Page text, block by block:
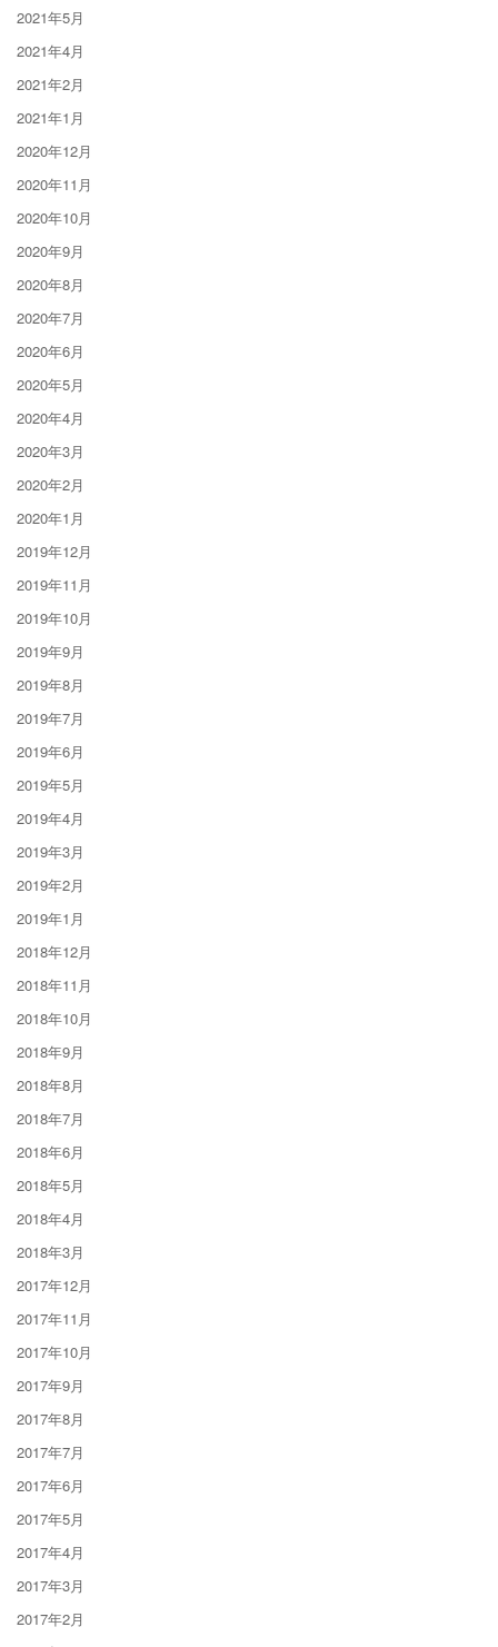
2021年5月
2021年4月
2021年2月
2021年1月
2020年12月
2020年11月
2020年10月
2020年9月
2020年8月
2020年7月
2020年6月
2020年5月
2020年4月
2020年3月
2020年2月
2020年1月
2019年12月
2019年11月
2019年10月
2019年9月
2019年8月
2019年7月
2019年6月
2019年5月
2019年4月
2019年3月
2019年2月
2019年1月
2018年12月
2018年11月
2018年10月
2018年9月
2018年8月
2018年7月
2018年6月
2018年5月
2018年4月
2018年3月
2017年12月
2017年11月
2017年10月
2017年9月
2017年8月
2017年7月
2017年6月
2017年5月
2017年4月
2017年3月
2017年2月